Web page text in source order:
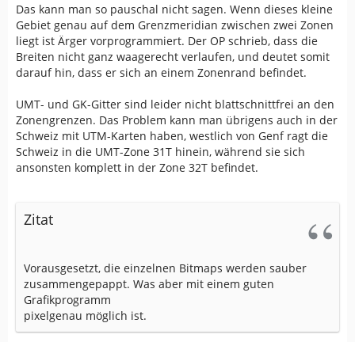
Das kann man so pauschal nicht sagen. Wenn dieses kleine
Gebiet genau auf dem Grenzmeridian zwischen zwei Zonen
liegt ist Ärger vorprogrammiert. Der OP schrieb, dass die
Breiten nicht ganz waagerecht verlaufen, und deutet somit
darauf hin, dass er sich an einem Zonenrand befindet.
UMT- und GK-Gitter sind leider nicht blattschnittfrei an den
Zonengrenzen. Das Problem kann man übrigens auch in der
Schweiz mit UTM-Karten haben, westlich von Genf ragt die
Schweiz in die UMT-Zone 31T hinein, während sie sich
ansonsten komplett in der Zone 32T befindet.
Zitat
Vorausgesetzt, die einzelnen Bitmaps werden sauber
zusammengepappt. Was aber mit einem guten
Grafikprogramm
pixelgenau möglich ist.